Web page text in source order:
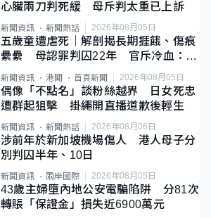
心臟兩刀判死緩 母斥判太重已上訴
新聞資訊 新聞熱話 2026年08月05日
五歲童遭虐死｜解剖揭長期捱餓、傷痕
纍纍 母認罪判囚22年 官斥冷血：同
類案最惡劣
新聞資訊 港聞 首頁新聞 2026年08月05日
偶像「不點名」談粉絲越界 日女死忠
遭群起狙擊 掛繩開直播道歉後輕生
新聞資訊 新聞熱話 2026年08月06日
涉前年於新加坡機場傷人 港人母子分
別判囚半年、10日
新聞資訊 兩岸國際 2026年08月05日
43歲主婦墮內地公安電騙陷阱 分81次
轉賬「保證金」損失近6900萬元